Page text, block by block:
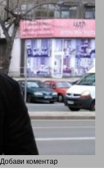
Добави коментар